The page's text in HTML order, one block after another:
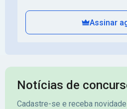
Assinar
Notícias de
Cadastre-se e receba